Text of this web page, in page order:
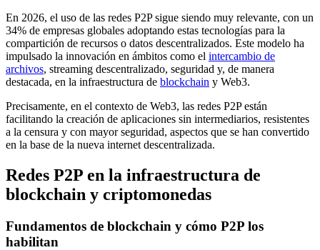
En 2026, el uso de las redes P2P sigue siendo muy relevante, con un
34% de empresas globales adoptando estas tecnologías para la
compartición de recursos o datos descentralizados. Este modelo ha
impulsado la innovación en ámbitos como el intercambio de
archivos, streaming descentralizado, seguridad y, de manera
destacada, en la infraestructura de blockchain y Web3.
Precisamente, en el contexto de Web3, las redes P2P están
facilitando la creación de aplicaciones sin intermediarios, resistentes
a la censura y con mayor seguridad, aspectos que se han convertido
en la base de la nueva internet descentralizada.
Redes P2P en la infraestructura de
blockchain y criptomonedas
Fundamentos de blockchain y cómo P2P los
habilitan